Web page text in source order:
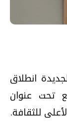
انطلاق
تحت عنوان
للثقافة.